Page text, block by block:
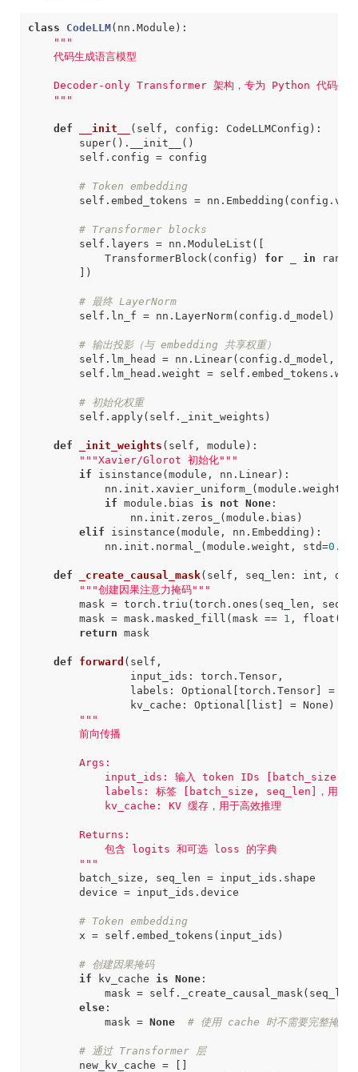
class CodeLLM( nn . Module ) :
    """
def __init__ ( self , config : CodeLLMConfig ) :
super() . __init__
()
self . config = config
# Token embedding
self . embed_tokens = nn . Embedding ( config .
# Transformer blocks
self . layers = nn . ModuleList ([
TransformerBlock ( config ) for in range
])
# 最终 LayerNorm
self . ln_f = nn . LayerNorm( config . d_model )
# 输出投影（与 embedding 共享权重）
self . lm_head = nn . Linear( config . d_model ,
self . lm_head . weight = self . embed_tokens .
# 初始化权重
self . apply( self . _init_weights )
def _init_weights ( self , module ) :
"""Xavier/Glorot 初始化"""
if
isinstance (module , nn . Linear):
nn . init . xavier_uniform_ (module . weight
if module . bias is not None:
nn . init . zeros_ (module . bias )
elif
isinstance (module , nn . Embedding ):
nn . init . normal_ (module . weight , std=0.02
def _create_causal_mask( self , seq_len : int ,
"""创建因果注意力掩码"""
mask = torch . triu (torch . ones ( seq_len ,
mask = mask . masked_fill (mask == 1 , float (
return mask
def forward ( self ,
input_ids : torch . Tensor,
labels : Optional [torch . Tensor] =
kv_cache : Optional [ list ] = None )
            包含 logits 和可选 loss 的字典
        """
batch_size , seq_len = input_ids . shape
device = input_ids . device
# Token embedding
x = self . embed_tokens ( input_ids )
# 创建因果掩码
if
kv_cache is None:
mask = self . _create_causal_mask ( seq_len
else:
mask = None # 使用 cache 时不需要完整掩码
# 通过 Transformer 层
new_kv_cache =
[]